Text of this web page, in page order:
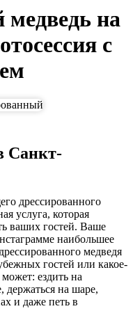
на
с
Санкт-
дрессированного
услуга, которая
ваших гостей. Ваше
наибольшее
медведя
гостей или какое-
ездить на
держаться на шаре,
и даже петь в